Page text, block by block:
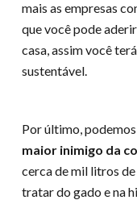
mais as empresas
que você pode
casa, assim você
sustentável.
Por último,
maior inimigo da
cerca de mil litros
tratar do gado e na